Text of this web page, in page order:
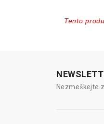
Tento
Nezmeškejte